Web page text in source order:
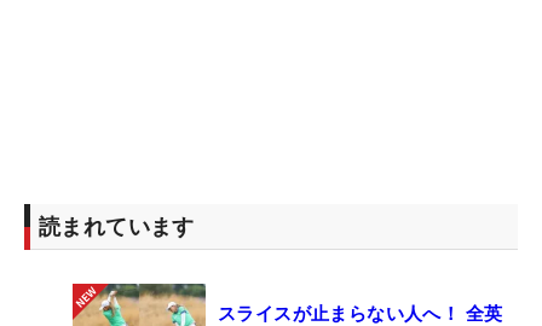
読まれています
スライスが止まらない人へ！ 全英